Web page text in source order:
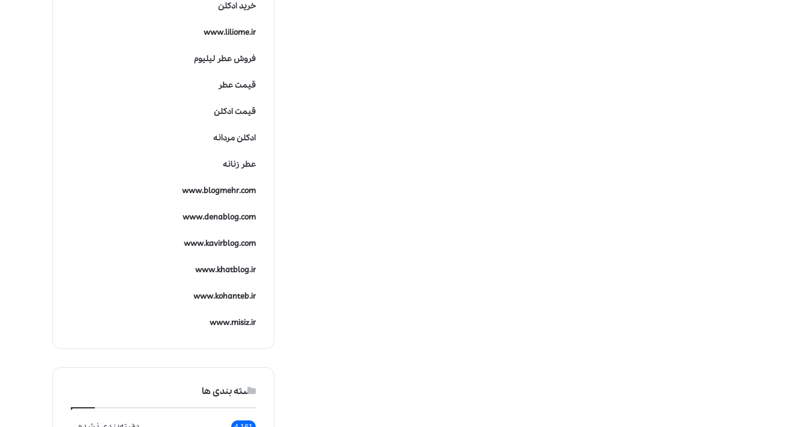
خرید ادکلن
www.liliome.ir
فروش عطر لیلیوم
قیمت عطر
قیمت ادکلن
ادکلن مردانه
عطر زنانه
www.blogmehr.com
www.denablog.com
www.kavirblog.com
www.khatblog.ir
www.kohanteb.ir
www.misiz.ir
دسته بندی ها